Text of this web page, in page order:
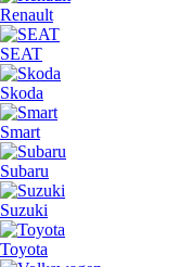
Renault
SEAT
Skoda
Smart
Subaru
Suzuki
Toyota